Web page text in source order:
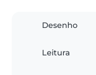
Desenho
Leitura